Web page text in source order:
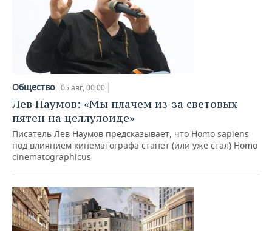
Общество 05 авг, 00:00
Лев Наумов: «Мы плачем из-за световых
пятен на целлулоиде»
Писатель Лев Наумов предсказывает, что Homo sapiens
под влиянием кинематографа станет (или уже стал) Homo
cinematographicus